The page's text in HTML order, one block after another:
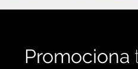
Promociona